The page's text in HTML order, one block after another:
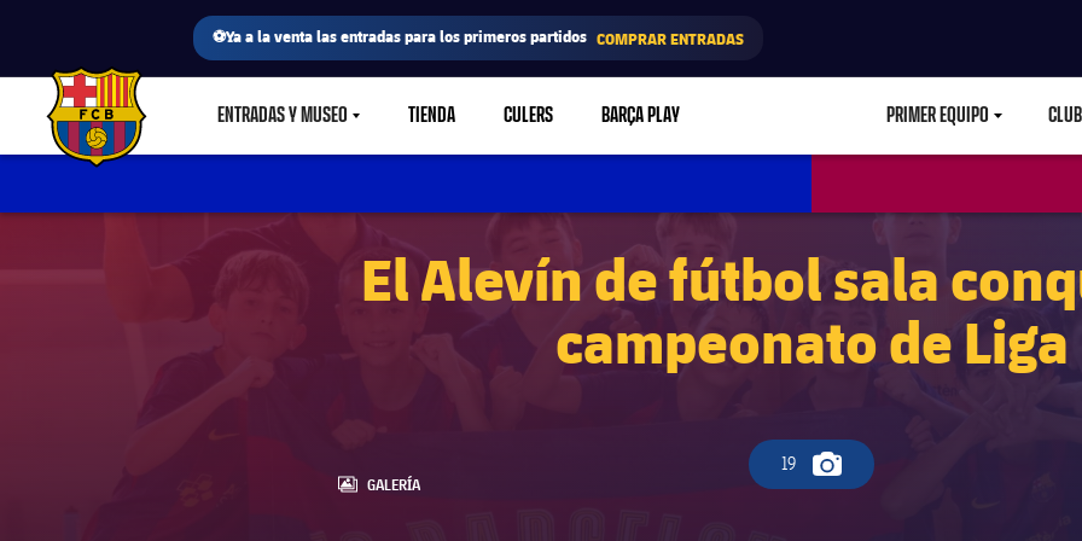
⚽Ya a la venta las entradas para los primeros partidos COMPRAR ENTRADAS
FC Barcelona club badge ENTRADAS Y MUSEOLABEL.SHARE.CARETDOWN
TIENDA CULERS BARÇA PLAY PRIMER EQUIPO CLUB
El Alevín de fútbol sala
campeonato de Liga
19
Icono de cámara
LABEL.ARIA.GALLERY
GALERÍA